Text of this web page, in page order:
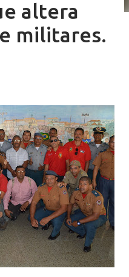
altera
militares.